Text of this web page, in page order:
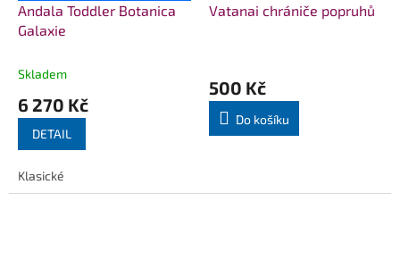
Andala Toddler Botanica
Galaxie
Skladem
6 270 Kč
DETAIL
Klasické
Vatanai chrániče popruhů
500 Kč
Do košíku